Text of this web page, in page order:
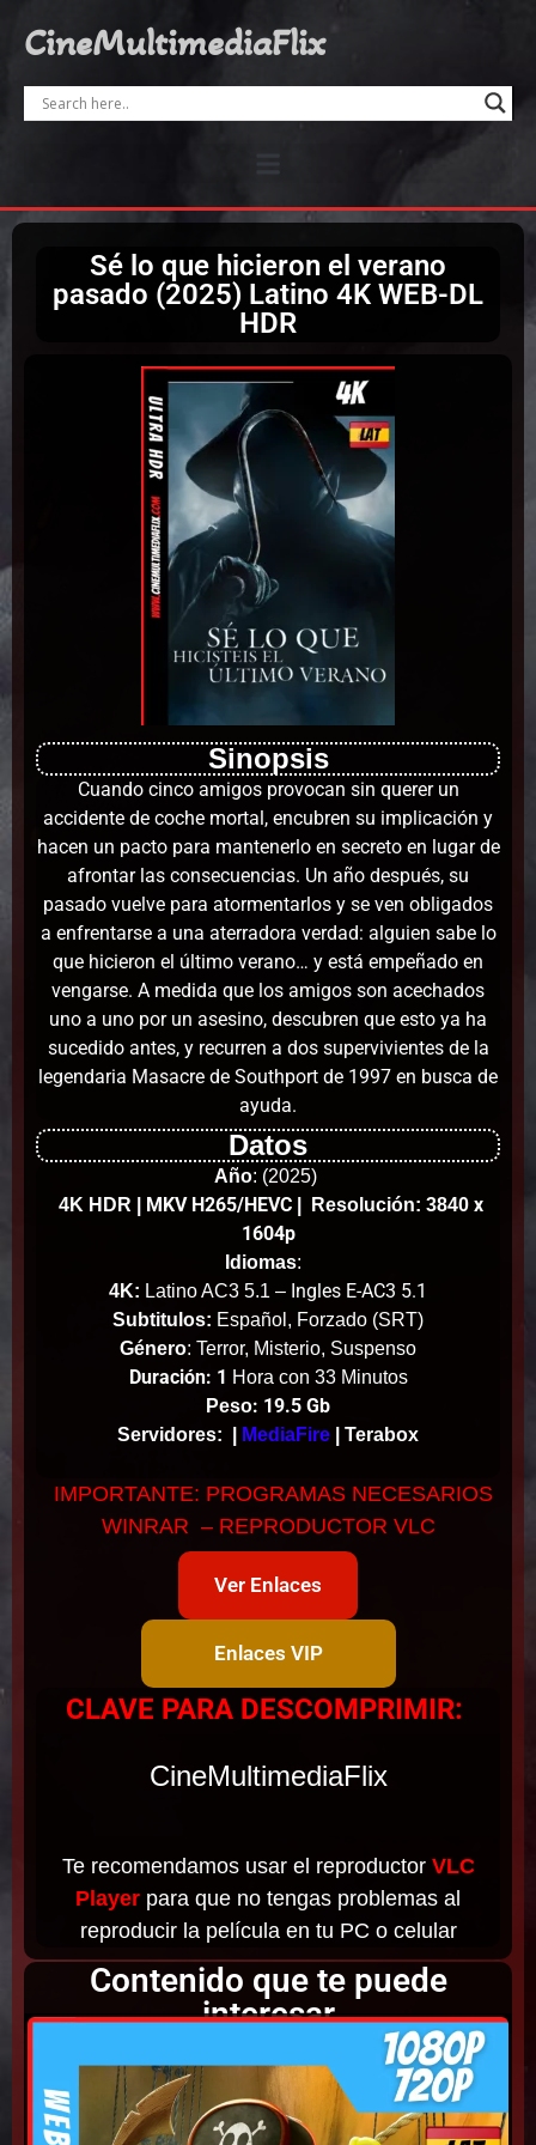
CineMultimediaFlix
Sé lo que hicieron el verano
pasado (2025) Latino 4K WEB-DL
HDR
Sinopsis
Cuando cinco amigos provocan sin querer un
accidente de coche mortal, encubren su implicación y
hacen un pacto para mantenerlo en secreto en lugar de
afrontar las consecuencias. Un año después, su
pasado vuelve para atormentarlos y se ven obligados
a enfrentarse a una aterradora verdad: alguien sabe lo
que hicieron el último verano… y está empeñado en
vengarse. A medida que los amigos son acechados
uno a uno por un asesino, descubren que esto ya ha
sucedido antes, y recurren a dos supervivientes de la
legendaria Masacre de Southport de 1997 en busca de
ayuda.
Datos
Año: (2025)
4K HDR
MKV H265/HEVC| Resolución: 3840x
1604p
Idiomas:
4K: Latino AC3 5.1 – Ingles E-AC3 5.1
Subtitulos: Español, Forzado (SRT)
Género: Terror, Misterio, Suspenso
Duración: 1 Hora con 33 Minutos
Peso: 19.5 Gb
Servidores: MediaFire | Terabox
IMPORTANTE: PROGRAMAS NECESARIOS
WINRAR – REPRODUCTOR VLC
Ver Enlaces
Enlaces VIP
CLAVE PARA DESCOMPRIMIR:
CineMultimediaFlix
Te recomendamos usar el reproductor VLC
Player para que no tengas problemas al
reproducir la película en tu PC o celular
Contenido que te puede
interesar